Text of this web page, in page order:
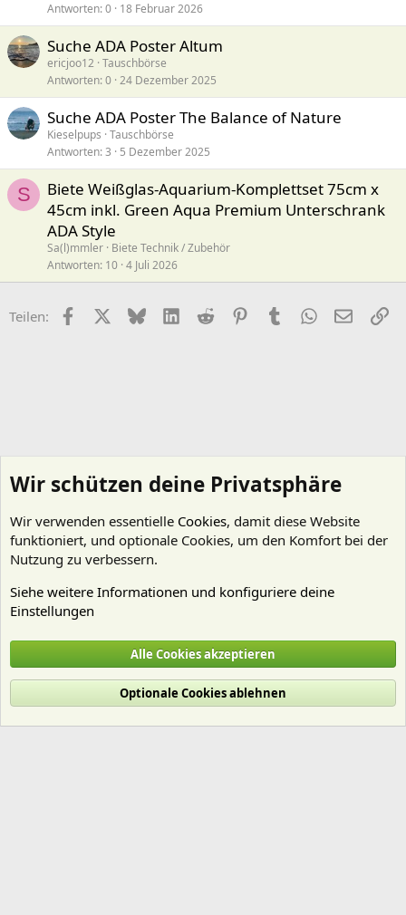
Antworten 0 18 Februar 2026
Suche ADA Poster Altum
ericjoo12 Tauschbörse
Antworten 0 24 Dezember 2025
Suche ADA Poster The Balance of Nature
Kieselpups Tauschbörse
Antworten 3 5 Dezember 2025
S
Biete Weißglas-Aquarium-Komplettset 75cm x
45cm inkl. Green Aqua Premium Unterschrank
ADA Style
Sa(l)mmler Biete Technik / Zubehör
Antworten 10 4 Juli 2026
Teilen: FacebookX (Twitter)
BlueskyLinkedIn
Reddit PinterestTumblr WhatsApp
E-Mail
Cookies
Deutsch (Du)
Nutzungsbedingungen
Datenschutz Hilfe und Impressum
R
Wir schützen deine Privatsphäre
Wir verwenden essentielle Cookies, damit diese Website
funktioniert, und optionale Cookies, um den Komfort bei der
Nutzung zu verbessern.
Siehe weitere Informationen und konfiguriere deine
Einstellungen
Alle Cookies akzeptieren
Optionale Cookies ablehnen